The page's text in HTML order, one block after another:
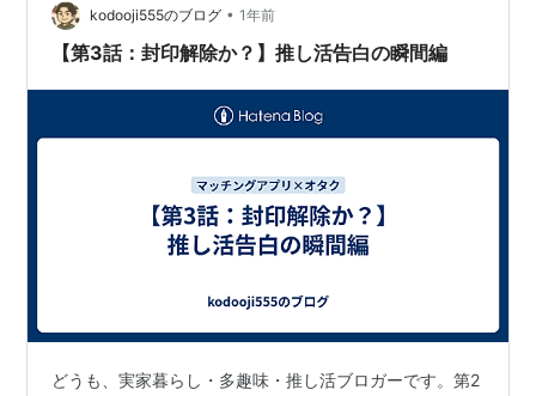
kodooji555のブログ • 1年前
【第3話：封印解除か？】推し活告白の瞬間編
どうも、実家暮らし・多趣味・推し活ブロガーです。第2